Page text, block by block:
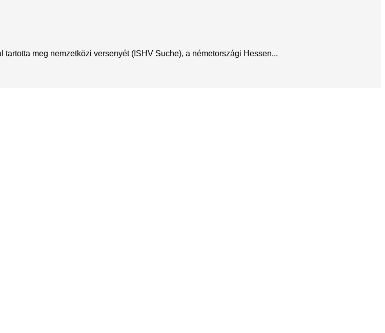
meg nemzetközi versenyét (ISHV Suche), a németországi Hessen...